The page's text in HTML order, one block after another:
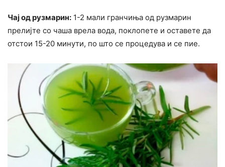
Чај од рузмарин: 1-2 мали гранчиња од рузмарин
прелијте со чаша врела вода, поклопете и оставете да
отстои 15-20 минути, по што се процедува и се пие.